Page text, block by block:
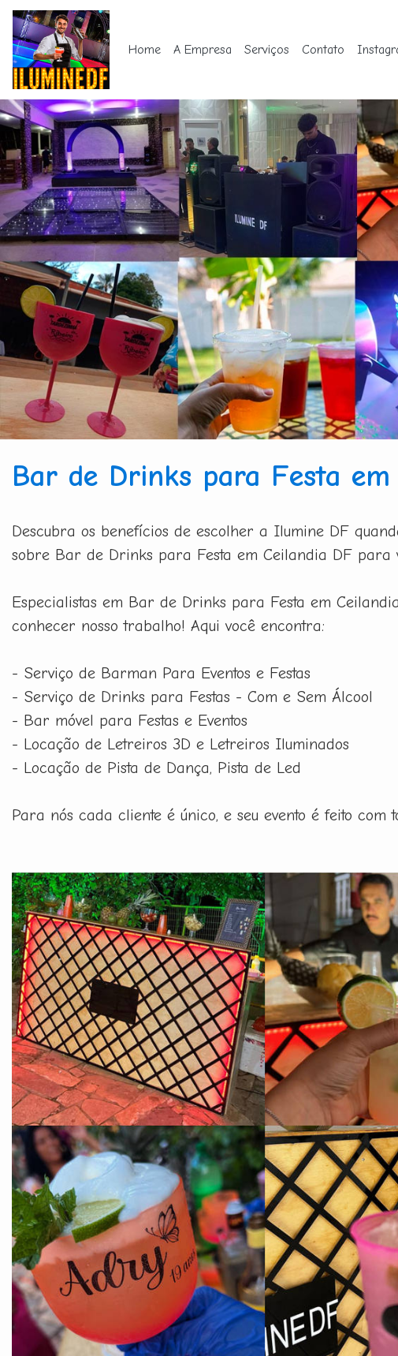
Home A Empresa Serviços Contato
Bar de Drinks para Festa
Descubra os benefícios de escolher a Ilumine DF
sobre Bar de Drinks para Festa em Ceilandia DF para
Especialistas em Bar de Drinks para Festa em
conhecer nosso trabalho! Aqui você encontra:
- Serviço de Barman Para Eventos e Festas
- Serviço de Drinks para Festas - Com e Sem Álcool
- Bar móvel para Festas e Eventos
- Locação de Letreiros 3D e Letreiros Iluminados
- Locação de Pista de Dança, Pista de Led
Para nós cada cliente é único, e seu evento é feito